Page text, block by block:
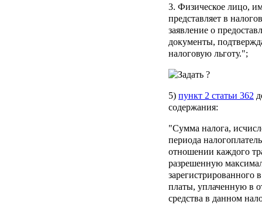
3. Физическое лицо,
представляет в
заявление о
документы,
налоговую льготу.";
5) пункт 2 статьи 362
содержания:
"Сумма налога,
периода
отношении каждого
разрешенную
зарегистрированного
платы, уплаченную в
средства в данном